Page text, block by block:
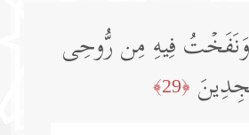
وَنَفَخۡتُ فِیهِ مِن رُّوحِی
﴿29﴾